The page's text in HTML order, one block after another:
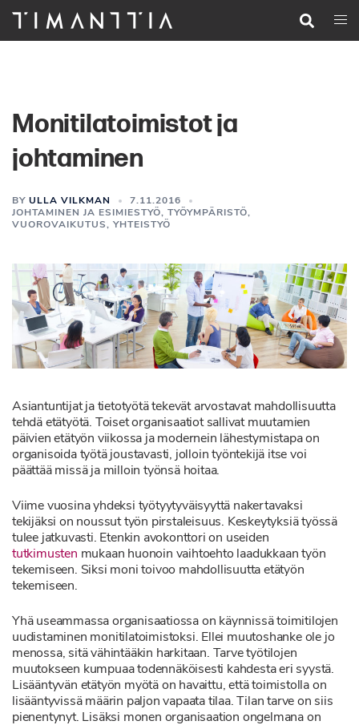
pääsisältöön
Search
Monitilatoimistot ja
johtaminen
BY ULLA VILKMAN
7.11.2016
JOHTAMINEN JA ESIMIESTYÖ, TYÖYMPÄRISTÖ,
VUOROVAIKUTUS, YHTEISTYÖ
Asiantuntijat ja tietotyötä tekevät arvostavat mahdollisuutta
tehdä etätyötä. Toiset organisaatiot sallivat muutamien
päivien etätyön viikossa ja modernein lähestymistapa on
organisoida työtä joustavasti, jolloin työntekijä itse voi
päättää missä ja milloin työnsä hoitaa.
Viime vuosina yhdeksi työtyytyväisyyttä nakertavaksi
tekijäksi on noussut työn pirstaleisuus. Keskeytyksiä työssä
tulee jatkuvasti. Etenkin avokonttori on useiden
tutkimusten mukaan huonoin vaihtoehto laadukkaan työn
tekemiseen. Siksi moni toivoo mahdollisuutta etätyön
tekemiseen.
Yhä useammassa organisaatiossa on käynnissä toimitilojen
uudistaminen monitilatoimistoksi. Ellei muutoshanke ole jo
menossa, sitä vähintääkin harkitaan. Tarve työtilojen
muutokseen kumpuaa todennäköisesti kahdesta eri syystä.
Lisääntyvän etätyön myötä on havaittu, että toimistolla on
lisääntyvissä määrin paljon vapaata tilaa. Tilan tarve on siis
pienentynyt. Lisäksi monen organisaation ongelmana on